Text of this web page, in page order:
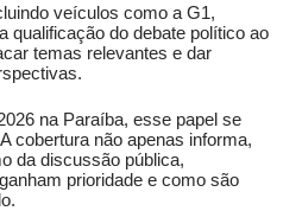
veículos como a G1,
qualificação do debate político ao
temas relevantes e dar
na Paraíba, esse papel se
cobertura não apenas informa,
da discussão pública,
prioridade e como são